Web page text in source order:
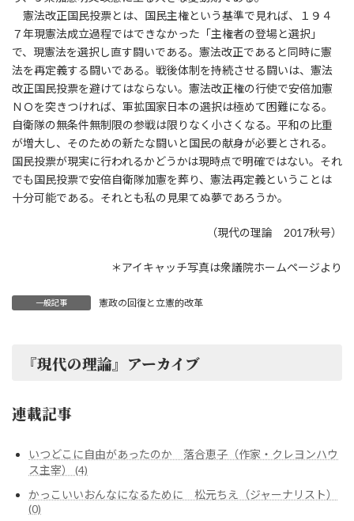
憲法改正国民投票とは、国民主権という基準で見れば、１９４
７年現憲法成立過程ではできなかった「主権者の登場と選択」
で、現憲法を選択し直す闘いである。憲法改正であると同時に憲
法を再定義する闘いである。戦後体制を持続させる闘いは、憲法
改正国民投票を避けてはならない。憲法改正権の行使で安倍加憲
ＮＯを突きつければ、軍拡国家日本の選択は極めて困難になる。
自衛隊の無条件無制限の参戦は限りなく小さくなる。平和の比重
が増大し、そのための新たな闘いと国民の献身が必要とされる。
国民投票が現実に行われるかどうかは現時点で明確ではない。それ
でも国民投票で安倍自衛隊加憲を葬り、憲法再定義ということは
十分可能である。それとも私の見果てぬ夢であろうか。
（現代の理論 2017秋号）
＊アイキャッチ写真は衆議院ホームページより
一般記事 憲政の回復と立憲的改革
『現代の理論』アーカイブ
連載記事
いつどこに自由があったのか 落合恵子（作家・クレヨンハウ
ス主宰） (4)
かっこいいおんなになるために 松元ちえ（ジャーナリスト）
(0)